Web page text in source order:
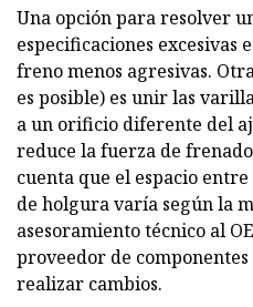
Una opción para resolver
especificaciones excesivas
freno menos agresivas.
es posible) es unir las
a un orificio diferente del
reduce la fuerza de
cuenta que el espacio
de holgura varía según la
asesoramiento técnico al
proveedor de
realizar cambios.